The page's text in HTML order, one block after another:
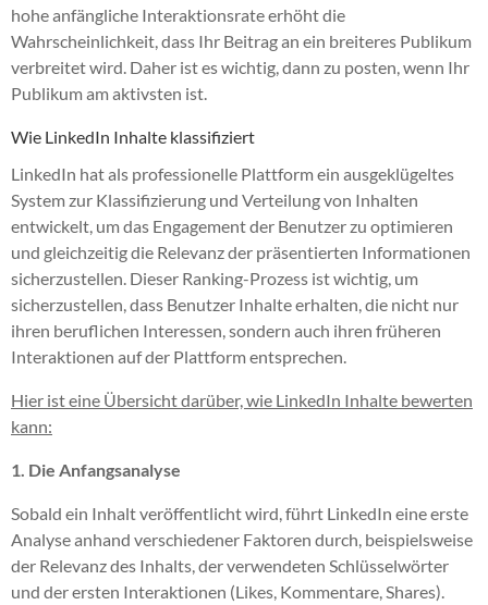
hohe anfängliche Interaktionsrate erhöht die
Wahrscheinlichkeit, dass Ihr Beitrag an ein breiteres Publikum
verbreitet wird. Daher ist es wichtig, dann zu posten, wenn Ihr
Publikum am aktivsten ist.
Wie LinkedIn Inhalte klassifiziert
LinkedIn hat als professionelle Plattform ein ausgeklügeltes
System zur Klassifizierung und Verteilung von Inhalten
entwickelt, um das Engagement der Benutzer zu optimieren
und gleichzeitig die Relevanz der präsentierten Informationen
sicherzustellen. Dieser Ranking-Prozess ist wichtig, um
sicherzustellen, dass Benutzer Inhalte erhalten, die nicht nur
ihren beruflichen Interessen, sondern auch ihren früheren
Interaktionen auf der Plattform entsprechen.
Hier ist eine Übersicht darüber, wie LinkedIn Inhalte bewerten
kann:
1. Die Anfangsanalyse
Sobald ein Inhalt veröffentlicht wird, führt LinkedIn eine erste
Analyse anhand verschiedener Faktoren durch, beispielsweise
der Relevanz des Inhalts, der verwendeten Schlüsselwörter
und der ersten Interaktionen (Likes, Kommentare, Shares).